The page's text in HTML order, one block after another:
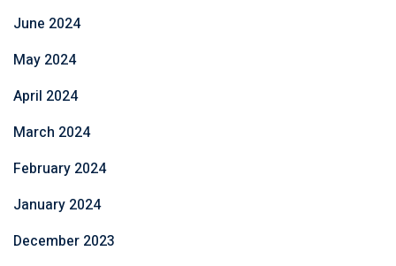
June 2024
May 2024
April 2024
March 2024
February 2024
January 2024
December 2023